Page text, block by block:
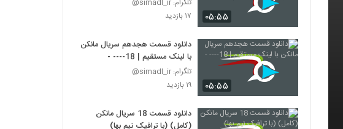
۰۵:۵۵
۱۷ بازدید
۰۵:۵۵
دانلود قسمت هجدهم سریال مانکن
با لینک مستقیم | 18---- -
تلگرام: simadl_ir@
۱۹ بازدید
دانلود قسمت 18 سریال مانکن
(کامل) (با ترافیک نیم بها)